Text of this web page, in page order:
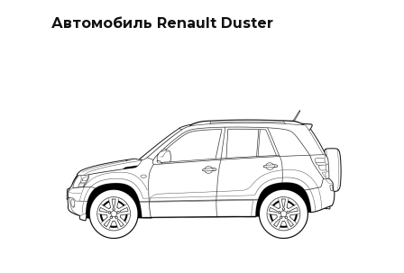
Автомобиль Renault Duster